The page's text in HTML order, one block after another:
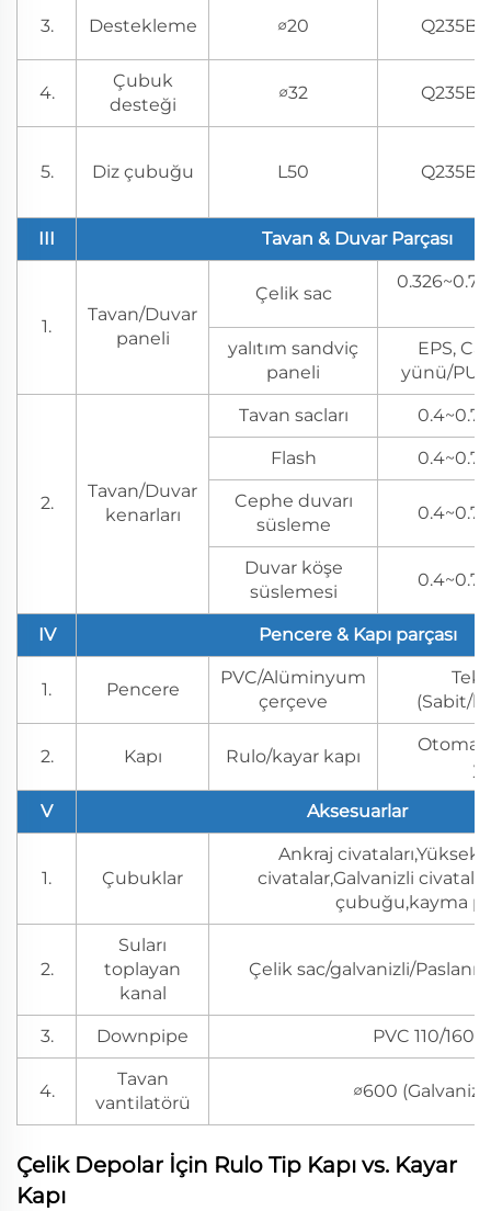
3. Destekleme ∅20 Q235B
4.
Çubuk
desteği
∅32 Q235B
5. Diz çubuğu L50 Q235B
III Tavan & Duvar Parçası
1.
Tavan/Duvar
paneli
Çelik sac
yalıtım sandviç
paneli
EPS,
yünü/PU/
2.
Tavan/Duvar
kenarları
Tavan sacları 0.4~0.7
Flash 0.4~0.7
Cephe duvarı
süsleme
0.4~0.7
Duvar köşe
süslemesi
0.4~0.7
IV Pencere & Kapı parçası
1. Pencere
PVC/Alüminyum
çerçeve
(Sabit/
2. Kapı Rulo/kayar kapı
V Aksesuarlar
1. Çubuklar
Ankraj civataları,Yüksek
civatalar,Galvanizli
çubuğu,kayma
2.
Suları
toplayan
kanal
Çelik sac/galvanizli/
3. Downpipe PVC 110/160
4.
Tavan
vantilatörü
∅600
Çelik Depolar İçin Rulo Tip Kapı vs. Kayar
Kapı